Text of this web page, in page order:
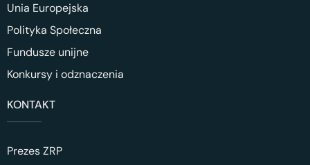
Unia Europejska
Polityka Społeczna
Fundusze unijne
Konkursy i odznaczenia
KONTAKT
Prezes ZRP